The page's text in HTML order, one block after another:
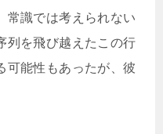
常識では考えられない
列を飛び越えたこの行
可能性もあったが、彼